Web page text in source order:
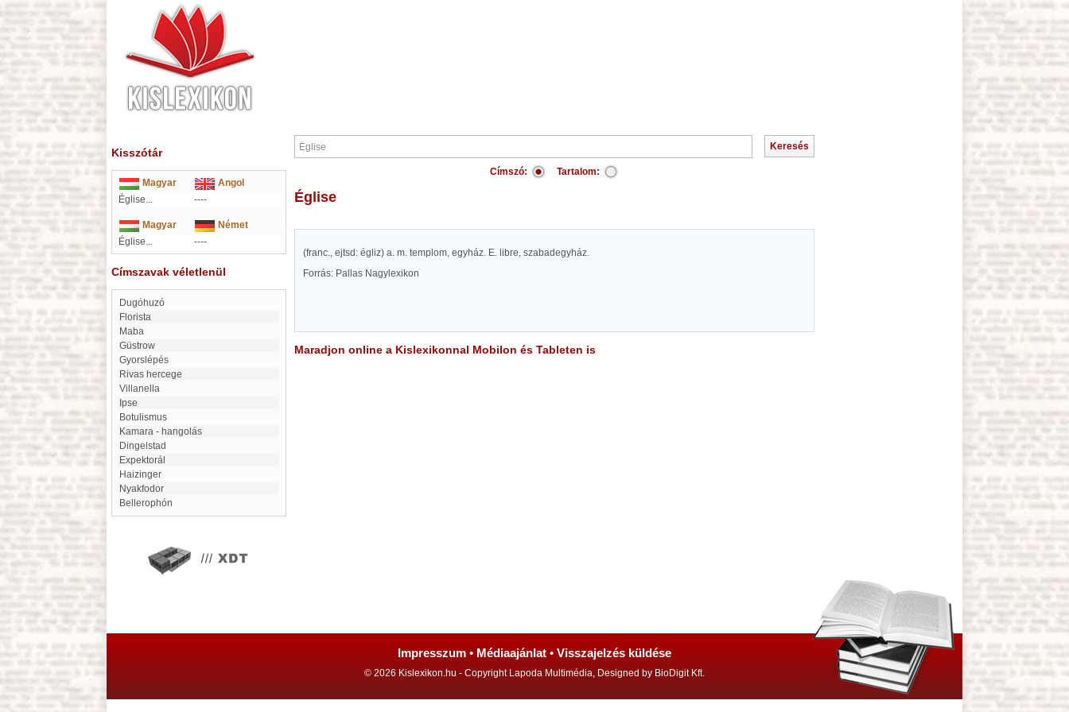
Kisszótár
Magyar
Angol
Église...
----
Magyar
Német
Église...
----
Címszavak véletlenül
Dugóhuzó
Florista
Maba
Güstrow
Gyorslépés
Rivas hercege
Villanella
Ipse
Botulismus
Kamara - hangolás
Dingelstad
expektorál
Haizinger
Nyakfodor
Bellerophón
Címszó: Tartalom:
Église
(franc., ejtsd: égliz) a. m. templom, egyház. E. libre, szabadegyház.
Forrás: Pallas Nagylexikon
Maradjon online a Kislexikonnal Mobilon és Tableten is
Impresszum • Médiaajánlat • Visszajelzés küldése
© 2026 Kislexikon.hu - Copyright Lapoda Multimédia, Designed by BioDigit Kft.